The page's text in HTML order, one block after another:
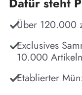
Über 120.000
Exclusives
10.000 Artikeln
Etablierter